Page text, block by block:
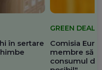
în sertare
GREEN DEAL
Comisia
membre să
consumul de